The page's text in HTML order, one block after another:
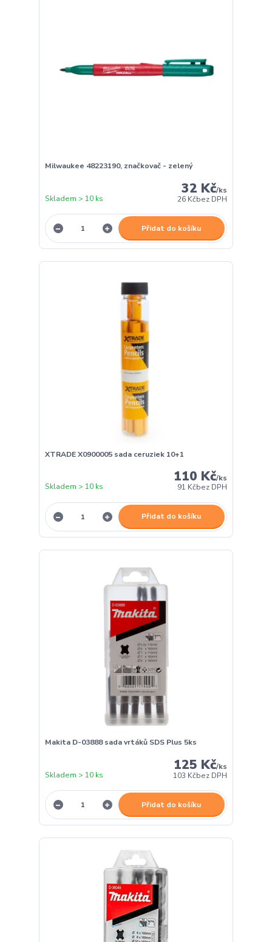
Milwaukee 48223190, značkovač - zelený
32 Kč/ks
26 Kčbez DPH
Skladem > 10 ks
Přidat do košíku
XTRADE X0900005 sada ceruziek 10+1
110 Kč/ks
91 Kčbez DPH
Skladem > 10 ks
Přidat do košíku
Makita D-03888 sada vrtáků SDS Plus 5ks
125 Kč/ks
103 Kčbez DPH
Skladem > 10 ks
Přidat do košíku